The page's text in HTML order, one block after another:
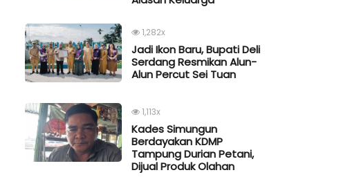
1,282x
Jadi Ikon Baru, Bupati Deli
Serdang Resmikan Alun-
Alun Percut Sei Tuan
1,113x
Kades Simungun
Berdayakan KDMP
Tampung Durian Petani,
Dijual Produk Olahan